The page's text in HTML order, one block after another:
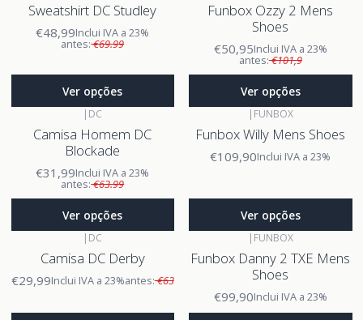
Sweatshirt DC Studley
€48,99Inclui IVA a 23%
antes:€69.99
Ver opções
Funbox Ozzy 2 Mens
Shoes
€50,95Inclui IVA a 23%
antes:€101,9
Ver opções
| DC
Camisa Homem DC
Blockade
€31,99Inclui IVA a 23%
antes:€63.99
Ver opções
| FUNBOX
Funbox Willy Mens Shoes
€109,90Inclui IVA a 23%
Ver opções
| DC
Camisa DC Derby
€29,99Inclui IVA a 23%antes:€63
| FUNBOX
Funbox Danny 2 TXE Mens
Shoes
€99,90Inclui IVA a 23%